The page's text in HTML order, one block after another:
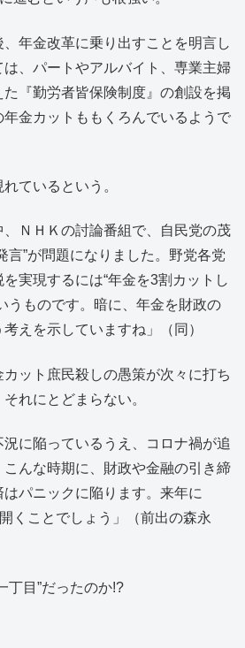
、年金改革に乗り出すことを明言し
、パートやアルバイト、専業主婦
『勤労者皆保険制度』の創設を掲
金カットももくろんでいるようで
ているという。
、ＮＨＫの討論番組で、自民党の茂
言”が問題になりました。野党各党
実現するには“年金を3割カットし
うものです。暗に、年金を財政の
えを示していますね」（同）
ット庶民殺しの愚策が次々に打ち
れにとどまらない。
況に陥っているうえ、コロナ禍が追
んな時期に、財政や金融の引き締
パニックに陥ります。来年に
くことでしょう」（前出の森永
丁目”だったのか!?